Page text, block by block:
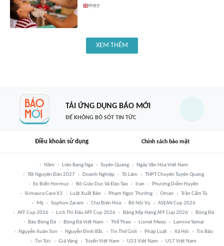
XEM THÊM
TẢI ỨNG DỤNG BÁO MỚI
ĐỂ KHÔNG BỎ SÓT TIN TỨC
Điều khoản sử dụng Chính sách bảo mật
Năm Liên Bang Nga Tuyên Quang
Ngày Văn Hóa Việt Nam
Tết Nguyên Đán 2027
Doanh Nghiệp Tô Lâm
THPT Chuyên Tuyên Quang
Eo Biển Hormuz
Bộ Giáo Dục Và Đào Tạo Iran
Phương Diễm Huyền
Slimaura Care X3
Luật Xuất Bản Phạm Ngọc Thưởng Oman
Trần Cẩm Tú
Mỹ
Sophon Zaram Chợ Biên Hòa Bộ Nội Vụ
ASEAN Cup 2026
AFF Cup 2026
Lịch Thi Đấu AFF Cup 2026 Bảng Xếp Hạng AFF Cup 2026
Bóng Đá
Báo Bóng Đá
Bóng Đá Việt Nam Thể Thao Lionel Messi
Lamine Yamal
Nguyễn Xuân Son
Nguyễn Đình Bắc Tin Thế Giới Pháp Luật Xã Hội
Tin Bão
Tin Tức
Giá Vàng Tuyển Việt Nam U23 Việt Nam U17 Việt Nam